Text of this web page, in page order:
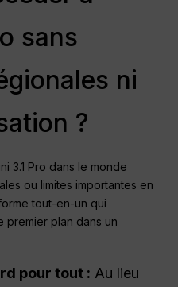
sans
ni
?
3.1 Pro dans le monde
ou limites importantes en
tout-en-un qui
premier plan dans un
pour tout : Au lieu